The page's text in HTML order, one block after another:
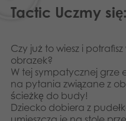
Tactic Uczmy
Czy już to wiesz i
obrazek?
W tej sympatycznej
na pytania związane z
ścieżkę do budy!
Dziecko dobiera z